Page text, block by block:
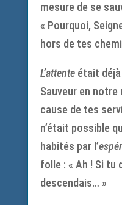
mesure de se
« Pourquoi,
hors de tes
L’attente était déjà
Sauveur en notre
cause de tes
n’était possible
habités par l’
folle : « Ah ! Si tu
descendais… »